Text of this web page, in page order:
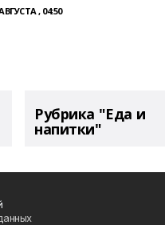
, 04:50
Рубрика "Еда и
напитки"